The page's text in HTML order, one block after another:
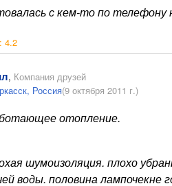
с кем-то по
4.2
, Компания друзей
Россия(9 октября 2011 г.)
отопление.
шумоизоляция. плохо
воды. половина лампочекне